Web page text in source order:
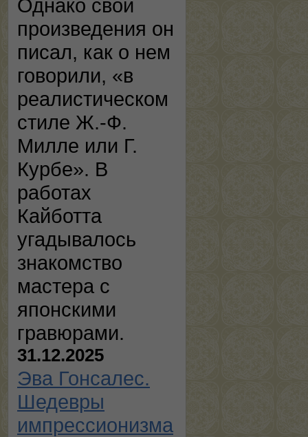
Однако свои
произведения он
писал, как о нем
говорили, «в
реалистическом
стиле Ж.-Ф.
Милле или Г.
Курбе». В
работах
Кайботта
угадывалось
знакомство
мастера с
японскими
гравюрами.
31.12.2025
Эва Гонсалес.
Шедевры
импрессионизма